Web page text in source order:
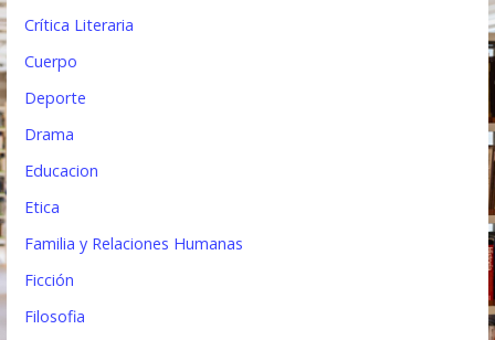
Crítica Literaria
Cuerpo
Deporte
Drama
Educacion
Etica
Familia y Relaciones Humanas
Ficción
Filosofia